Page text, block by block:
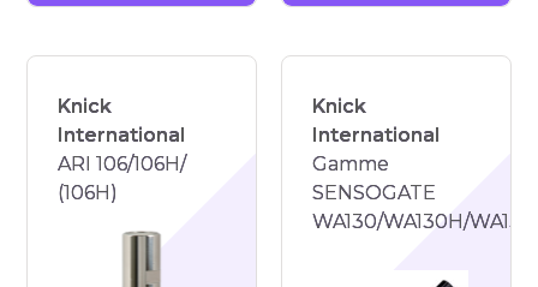
Knick
International
ARI 106/106H/
(106H)
Knick
International
Gamme
SENSOGATE
WA130/WA130H/